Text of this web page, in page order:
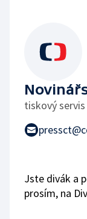
tiskový servis
Jste divák a
prosím, na